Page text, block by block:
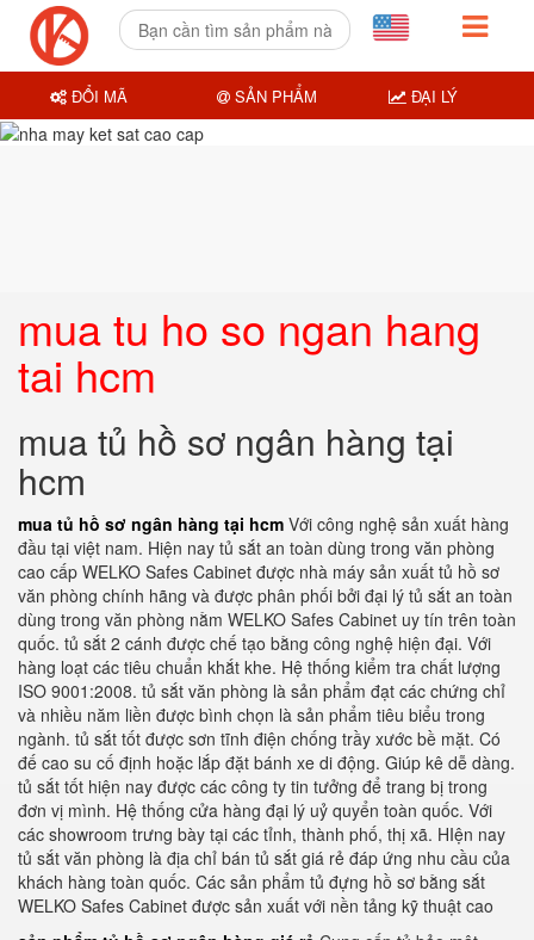
mua tu ho so ngan hang
tai hcm
mua tủ hồ sơ ngân hàng tại
hcm
mua tủ hồ sơ ngân hàng tại hcm Với công nghệ sản xuất hàng
đầu tại việt nam. Hiện nay tủ sắt an toàn dùng trong văn phòng
cao cấp WELKO Safes Cabinet được nhà máy sản xuất tủ hồ sơ
văn phòng chính hãng và được phân phối bởi đại lý tủ sắt an toàn
dùng trong văn phòng nằm WELKO Safes Cabinet uy tín trên toàn
quốc. tủ sắt 2 cánh được chế tạo bằng công nghệ hiện đại. Với
hàng loạt các tiêu chuẩn khắt khe. Hệ thống kiểm tra chất lượng
ISO 9001:2008. tủ sắt văn phòng là sản phẩm đạt các chứng chỉ
và nhiều năm liền được bình chọn là sản phẩm tiêu biểu trong
ngành. tủ sắt tốt được sơn tĩnh điện chống trầy xước bề mặt. Có
đế cao su cố định hoặc lắp đặt bánh xe di động. Giúp kê dễ dàng.
tủ sắt tốt hiện nay được các công ty tin tưởng để trang bị trong
đơn vị mình. Hệ thống cửa hàng đại lý uỷ quyển toàn quốc. Với
các showroom trưng bày tại các tỉnh, thành phố, thị xã. HIện nay
tủ sắt văn phòng là địa chỉ bán tủ sắt giá rẻ đáp ứng nhu cầu của
khách hàng toàn quốc. Các sản phẩm tủ đựng hồ sơ bằng sắt
WELKO Safes Cabinet được sản xuất với nền tảng kỹ thuật cao
ĐỔI MÃ SẢN PHẨM ĐẠI LÝ